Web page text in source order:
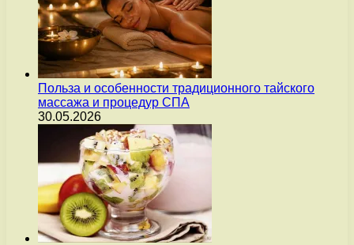
Польза и особенности традиционного тайского
массажа и процедур СПА
30.05.2026